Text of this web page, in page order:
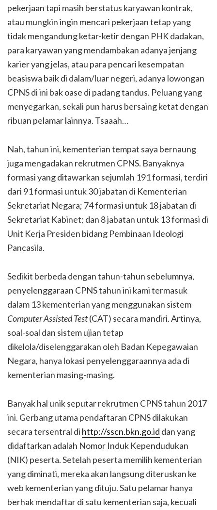
pekerjaan tapi masih berstatus karyawan kontrak,
atau mungkin ingin mencari pekerjaan tetap yang
tidak mengandung ketar-ketir dengan PHK dadakan,
para karyawan yang mendambakan adanya jenjang
karier yang jelas, atau para pencari kesempatan
beasiswa baik di dalam/luar negeri, adanya lowongan
CPNS di ini bak oase di padang tandus. Peluang yang
menyegarkan, sekali pun harus bersaing ketat dengan
ribuan pelamar lainnya. Tsaaah…
Nah, tahun ini, kementerian tempat saya bernaung
juga mengadakan rekrutmen CPNS. Banyaknya
formasi yang ditawarkan sejumlah 191 formasi, terdiri
dari 91 formasi untuk 30 jabatan di Kementerian
Sekretariat Negara; 74 formasi untuk 18 jabatan di
Sekretariat Kabinet; dan 8 jabatan untuk 13 formasi di
Unit Kerja Presiden bidang Pembinaan Ideologi
Pancasila.
Sedikit berbeda dengan tahun-tahun sebelumnya,
penyelenggaraan CPNS tahun ini kami termasuk
dalam 13 kementerian yang menggunakan sistem
Computer Assisted Test(CAT) secara mandiri. Artinya,
soal-soal dan sistem ujian tetap
dikelola/diselenggarakan oleh Badan Kepegawaian
Negara, hanya lokasi penyelenggaraannya ada di
kementerian masing-masing.
Banyak hal unik seputar rekrutmen CPNS tahun 2017
ini. Gerbang utama pendaftaran CPNS dilakukan
secara tersentral di http://sscn.bkn.go.id dan yang
didaftarkan adalah Nomor Induk Kependudukan
(NIK) peserta. Setelah peserta memilih kementerian
yang diminati, mereka akan langsung diteruskan ke
web kementerian yang dituju. Satu pelamar hanya
berhak mendaftar di satu kementerian saja, kecuali